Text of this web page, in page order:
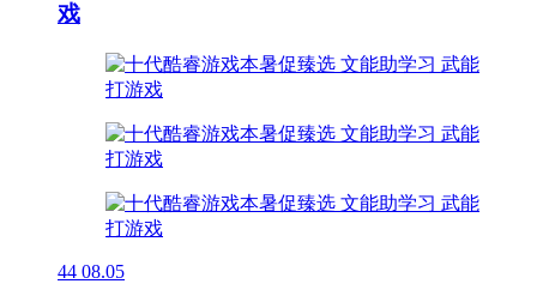
戏
44 08.05